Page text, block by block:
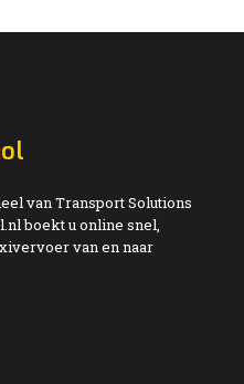
van Transport Solutions
boekt u online snel,
van en naar